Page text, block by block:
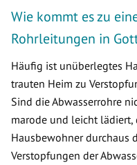
Wie kommt es zu
Rohrleitungen in
Häufig ist unüberlegtes
trauten Heim zu
Sind die Abwasserrohre
marode und leicht
Hausbewohner durchaus
Verstopfungen der